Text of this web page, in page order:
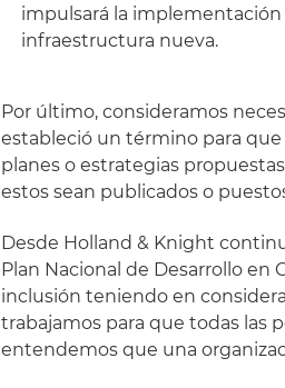
impulsará la
infraestructura nueva.
Por último, consideramos
estableció un término para
planes o estrategias
estos sean publicados o
Desde Holland & Knight
Plan Nacional de Desarrollo en
inclusión teniendo en
trabajamos para que todas las
entendemos que una